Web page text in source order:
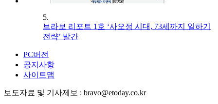
5.
브라보 리포트 1호 ‘사오정 시대, 73세까지 일하기
전략’ 발간
PC버전
공지사항
사이트맵
보도자료 및 기사제보 : bravo@etoday.co.kr